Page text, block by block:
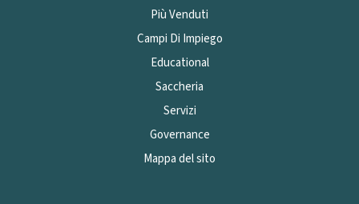
Più Venduti
Campi Di Impiego
Educational
Saccheria
Servizi
Governance
Mappa del sito